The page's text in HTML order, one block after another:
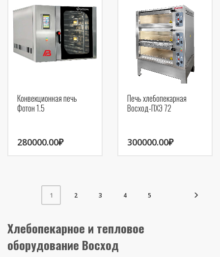
Конвекционная печь
Фотон 1.5
280000.00₽
Печь хлебопекарная
Восход-ПХЭ 72
300000.00₽
1 2 3 4 5
Хлебопекарное и тепловое
оборудование Восход